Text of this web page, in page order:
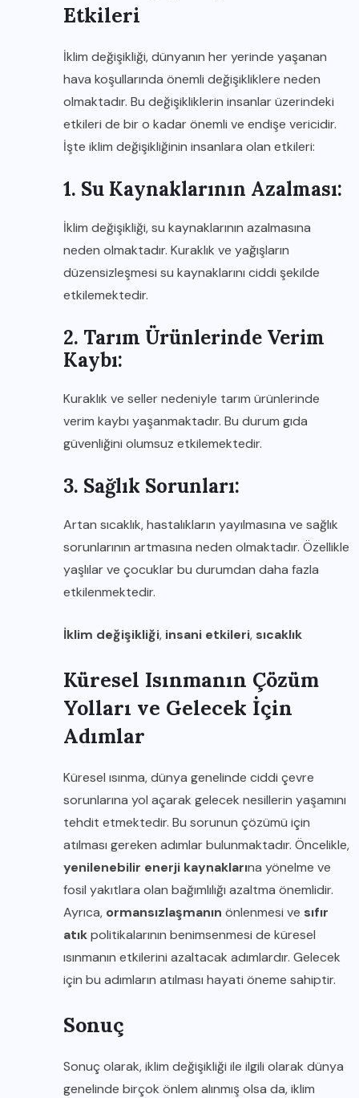
Etkileri
İklim değişikliği, dünyanın her yerinde yaşanan
hava koşullarında önemli değişikliklere neden
olmaktadır. Bu değişikliklerin insanlar üzerindeki
etkileri de bir o kadar önemli ve endişe vericidir.
İşte iklim değişikliğinin insanlara olan etkileri:
1. Su Kaynaklarının Azalması:
İklim değişikliği, su kaynaklarının azalmasına
neden olmaktadır. Kuraklık ve yağışların
düzensizleşmesi su kaynaklarını ciddi şekilde
etkilemektedir.
2. Tarım Ürünlerinde Verim
Kaybı:
Kuraklık ve seller nedeniyle tarım ürünlerinde
verim kaybı yaşanmaktadır. Bu durum gıda
güvenliğini olumsuz etkilemektedir.
3. Sağlık Sorunları:
Artan sıcaklık, hastalıkların yayılmasına ve sağlık
sorunlarının artmasına neden olmaktadır. Özellikle
yaşlılar ve çocuklar bu durumdan daha fazla
etkilenmektedir.
İklim değişikliği, insani etkileri, sıcaklık
Küresel Isınmanın Çözüm
Yolları ve Gelecek İçin
Adımlar
Küresel ısınma, dünya genelinde ciddi çevre
sorunlarına yol açarak gelecek nesillerin yaşamını
tehdit etmektedir. Bu sorunun çözümü için
atılması gereken adımlar bulunmaktadır. Öncelikle,
yenilenebilir enerji kaynaklarına yönelme ve
fosil yakıtlara olan bağımlılığı azaltma önemlidir.
Ayrıca, ormansızlaşmanın önlenmesi ve sıfır
atıkpolitikalarının benimsenmesi de küresel
ısınmanın etkilerini azaltacak adımlardır. Gelecek
için bu adımların atılması hayati öneme sahiptir.
Sonuç
Sonuç olarak, iklim değişikliği ile ilgili olarak dünya
genelinde birçok önlem alınmış olsa da, iklim